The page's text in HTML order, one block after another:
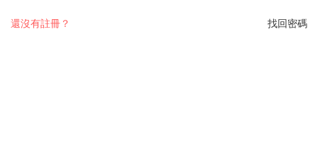
找回密碼
還沒有註冊？